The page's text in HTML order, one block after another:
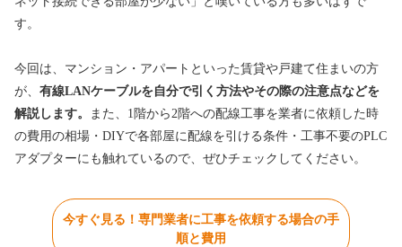
す。
今回は、マンション・アパートといった賃貸や戸建て住まいの方
が、 有線LANケーブルを自分で引く方法やその際の注意点などを
解説します。
また、1階から2階への配線工事を業者に依頼した時
の費用の相場・DIYで各部屋に配線を引ける条件・工事不要のPLC
アダプターにも触れているので、ぜひチェックしてください。
今すぐ見る！専門業者に工事を依頼する場合の手
順と費用